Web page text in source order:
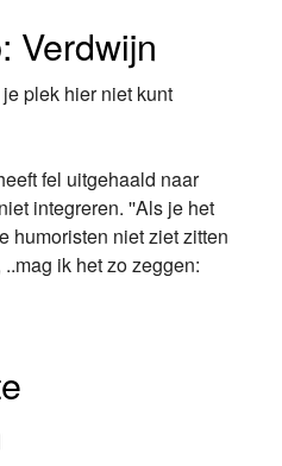
Verdwijn
plek hier niet kunt
fel uitgehaald naar
integreren. ''Als je het
humoristen niet ziet zitten
ik het zo zeggen: